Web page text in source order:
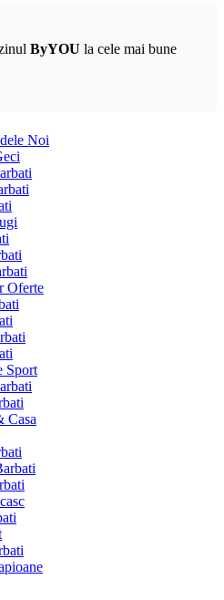
ByYOU la cele mai bune
Noi
Oferte
Sport
Casa